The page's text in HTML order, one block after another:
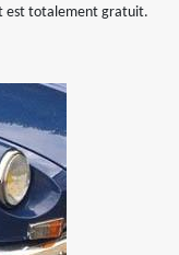
est totalement gratuit.